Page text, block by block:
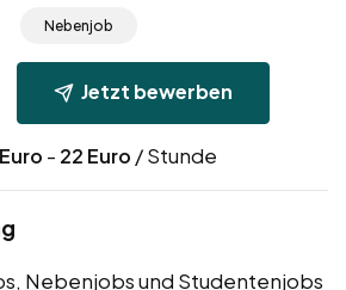
Nebenjob
Jetzt bewerben
Euro - 22 Euro / Stunde
Nebenjobs und Studentenjobs